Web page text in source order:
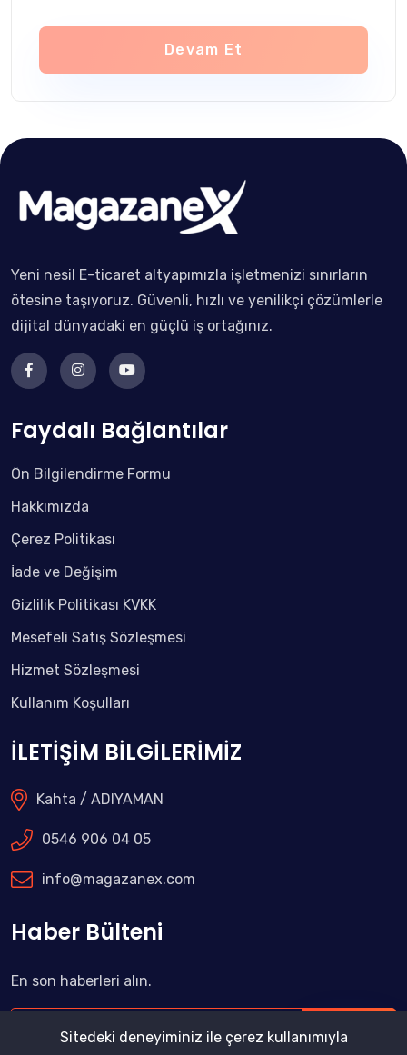
Devam Et
Yeni nesil E-ticaret altyapımızla işletmenizi sınırların
ötesine taşıyoruz. Güvenli, hızlı ve yenilikçi çözümlerle
dijital dünyadaki en güçlü iş ortağınız.
Faydalı Bağlantılar
Ön Bilgilendirme Formu
Hakkımızda
Çerez Politikası
İade ve Değişim
Gizlilik Politikası KVKK
Mesefeli Satış Sözleşmesi
Hizmet Sözleşmesi
Kullanım Koşulları
İLETİŞİM BİLGİLERİMİZ
Kahta / ADIYAMAN
0546 906 04 05
info@magazanex.com
Haber Bülteni
En son haberleri alın.
Abone Ol
Sitedeki deneyiminiz ile çerez kullanımıyla